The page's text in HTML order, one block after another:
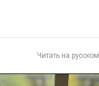
Читать на русском